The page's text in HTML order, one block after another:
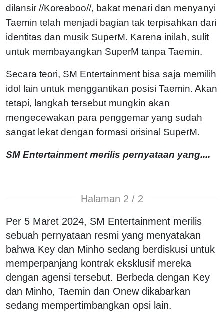
dilansir //Koreaboo//, bakat menari dan menyanyi
Taemin telah menjadi bagian tak terpisahkan dari
identitas dan musik SuperM. Karena inilah, sulit
untuk membayangkan SuperM tanpa Taemin.
Secara teori, SM Entertainment bisa saja memilih
idol lain untuk menggantikan posisi Taemin. Akan
tetapi, langkah tersebut mungkin akan
mengecewakan para penggemar yang sudah
sangat lekat dengan formasi orisinal SuperM.
SM Entertainment merilis pernyataan yang....
Halaman 2 / 2
Per 5 Maret 2024, SM Entertainment merilis
sebuah pernyataan resmi yang menyatakan
bahwa Key dan Minho sedang berdiskusi untuk
memperpanjang kontrak eksklusif mereka
dengan agensi tersebut. Berbeda dengan Key
dan Minho, Taemin dan Onew dikabarkan
sedang mempertimbangkan opsi lain.